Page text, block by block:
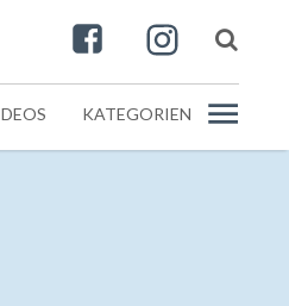
KATEGORIEN